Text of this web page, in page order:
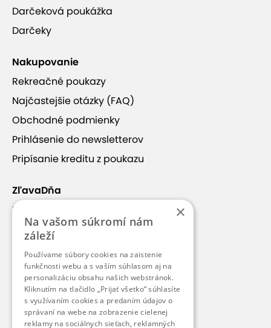
Darčeková poukážka
Darčeky
Nakupovanie
Rekreačné poukazy
Najčastejšie otázky (FAQ)
Obchodné podmienky
Prihlásenie do newsletterov
Pripísanie kreditu z poukazu
ZľavaDňa
Náš príbeh
Kontakt
Kariéra
Blog
Pre médiá
Pre partnerov
×
Na vašom súkromí nám
záleží
Používame súbory cookies na zaistenie
funkčnosti webu a s vaším súhlasom aj na
personalizáciu obsahu našich webstránok.
Kliknutím na tlačidlo „Prijať všetko“ súhlasíte
s využívaním cookies a predaním údajov o
správaní na webe na zobrazenie cielenej
reklamy na sociálnych sieťach, reklamných